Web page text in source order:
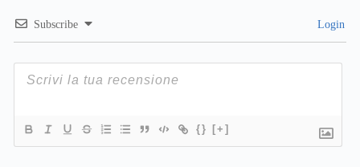
Subscribe Login
{} [+]